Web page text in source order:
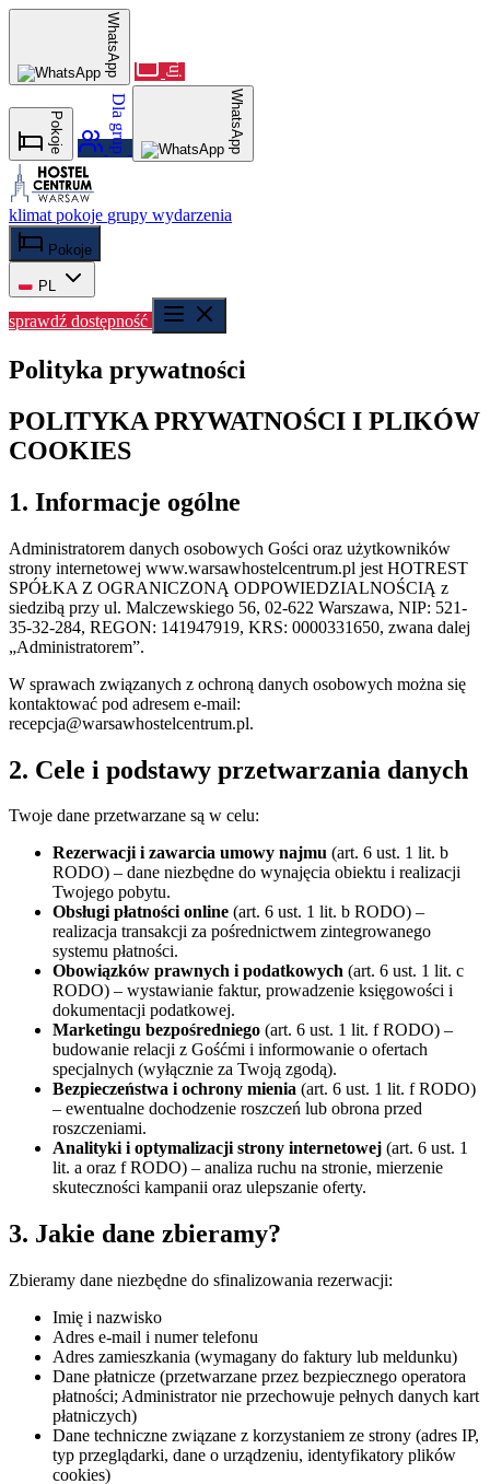
WhatsApp Rezerwuj
Pokoje Dla grup WhatsApp
klimat pokoje grupy wydarzenia
Pokoje
PL
sprawdź dostępność
Polityka prywatności
POLITYKA PRYWATNOŚCI I PLIKÓW
COOKIES
1. Informacje ogólne
Administratorem danych osobowych Gości oraz użytkowników
strony internetowej www.warsawhostelcentrum.pl jest HOTREST
SPÓŁKA Z OGRANICZONĄ ODPOWIEDZIALNOŚCIĄ z
siedzibą przy ul. Malczewskiego 56, 02-622 Warszawa, NIP: 521-
35-32-284, REGON: 141947919, KRS: 0000331650, zwana dalej
„Administratorem”.
W sprawach związanych z ochroną danych osobowych można się
kontaktować pod adresem e-mail:
recepcja@warsawhostelcentrum.pl.
2. Cele i podstawy przetwarzania danych
Twoje dane przetwarzane są w celu:
Rezerwacji i zawarcia umowy najmu (art. 6 ust. 1 lit. b
RODO) – dane niezbędne do wynajęcia obiektu i realizacji
Twojego pobytu.
Obsługi płatności online (art. 6 ust. 1 lit. b RODO) –
realizacja transakcji za pośrednictwem zintegrowanego
systemu płatności.
Obowiązków prawnych i podatkowych (art. 6 ust. 1 lit. c
RODO) – wystawianie faktur, prowadzenie księgowości i
dokumentacji podatkowej.
Marketingu bezpośredniego (art. 6 ust. 1 lit. f RODO) –
budowanie relacji z Gośćmi i informowanie o ofertach
specjalnych (wyłącznie za Twoją zgodą).
Bezpieczeństwa i ochrony mienia (art. 6 ust. 1 lit. f RODO)
– ewentualne dochodzenie roszczeń lub obrona przed
roszczeniami.
Analityki i optymalizacji strony internetowej (art. 6 ust. 1
lit. a oraz f RODO) – analiza ruchu na stronie, mierzenie
skuteczności kampanii oraz ulepszanie oferty.
3. Jakie dane zbieramy?
Zbieramy dane niezbędne do sfinalizowania rezerwacji:
Imię i nazwisko
Adres e-mail i numer telefonu
Adres zamieszkania (wymagany do faktury lub meldunku)
Dane płatnicze (przetwarzane przez bezpiecznego operatora
płatności; Administrator nie przechowuje pełnych danych kart
płatniczych)
Dane techniczne związane z korzystaniem ze strony (adres IP,
typ przeglądarki, dane o urządzeniu, identyfikatory plików
cookies)